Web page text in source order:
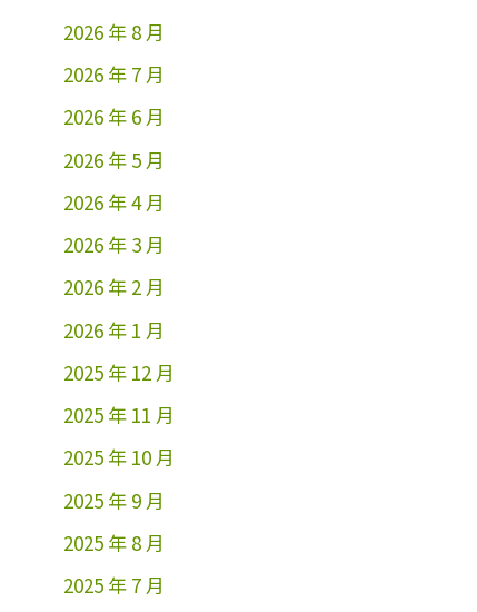
2026 年 8 月
2026 年 7 月
2026 年 6 月
2026 年 5 月
2026 年 4 月
2026 年 3 月
2026 年 2 月
2026 年 1 月
2025 年 12 月
2025 年 11 月
2025 年 10 月
2025 年 9 月
2025 年 8 月
2025 年 7 月